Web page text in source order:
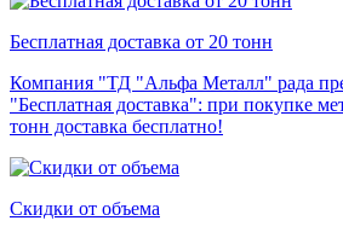
Бесплатная доставка от 20 тонн
Компания "ТД "Альфа Металл" рада
"Бесплатная доставка": при покупке
тонн доставка бесплатно!
Скидки от объема